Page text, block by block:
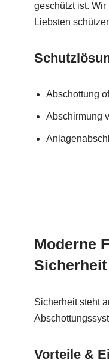
geschützt ist.
Liebsten
Abschottung
Abschirmung
Moderne
Sicherheit
Sicherheit steht
Vorteile &